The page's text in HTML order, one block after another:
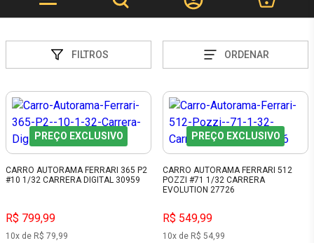
FILTROS ORDENAR
PREÇO EXCLUSIVO
CARRO AUTORAMA FERRARI 365 P2
#10 1/32 CARRERA DIGITAL 30959
R$ 799,99
10x de R$ 79,99
PREÇO EXCLUSIVO
CARRO AUTORAMA FERRARI 512
POZZI #71 1/32 CARRERA
EVOLUTION 27726
R$ 549,99
10x de R$ 54,99